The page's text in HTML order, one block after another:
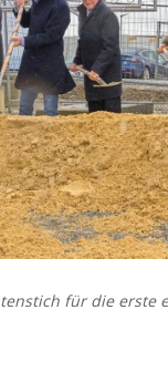
für die erste